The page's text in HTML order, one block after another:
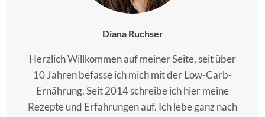
Diana Ruchser
Herzlich Willkommen auf meiner Seite, seit über
10 Jahren befasse ich mich mit der Low-Carb-
Ernährung. Seit 2014 schreibe ich hier meine
Rezepte und Erfahrungen auf. Ich lebe ganz nach